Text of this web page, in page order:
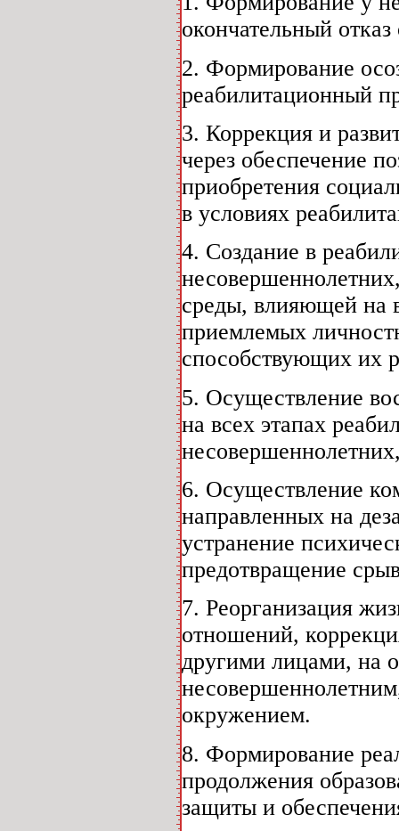
окончательный
2. Формирование
реабилитационный
3. Коррекция и
через обеспечение
приобретения
в условиях
4. Создание в
среды, влияющей на
приемлемых
способствующих их
5. Осуществление
на всех этапах
6. Осуществление
направленных на
устранение
предотвращение
7. Реорганизация
отношений,
другими лицами, на
окружением.
8. Формирование
продолжения
защиты и